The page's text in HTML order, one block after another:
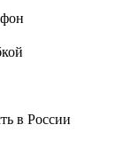
в России